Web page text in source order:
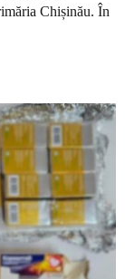
Chișinău. În